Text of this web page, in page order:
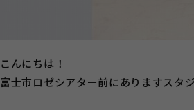
こんにちは！
富士市ロゼシアター前にありますス